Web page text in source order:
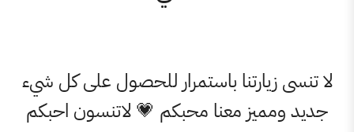
باستمرار للحصول على كل شيء
معنا محبكم 💗 لاتنسون احبكم